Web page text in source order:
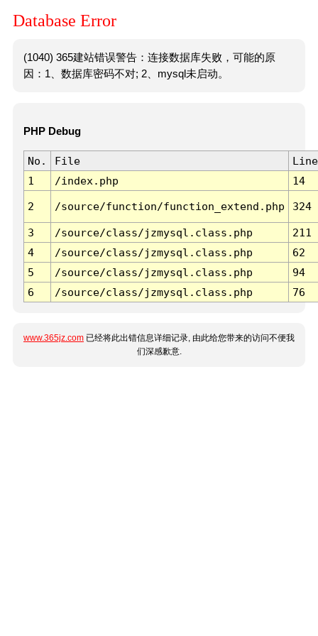
Database Error
(1040) 365建站错误警告：连接数据库失败，可能的原
因：1、数据库密码不对; 2、mysql未启动。
PHP Debug
No. File
Line
1
/index.php 14
2 /source/function/function_extend.php 324
3 /source/class/jzmysql.class.php
211
4
/source/class/jzmysql.class.php
62
5
/source/class/jzmysql.class.php
94
6
/source/class/jzmysql.class.php 76
www.365jz.com 已经将此出错信息详细记录, 由此给您带来的访问不便我
们深感歉意.